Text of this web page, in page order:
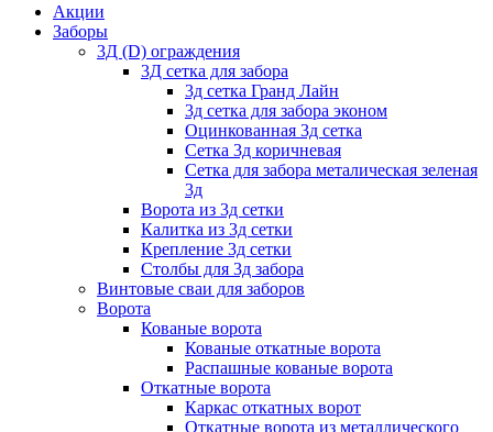
Акции
Заборы
3Д (D) ограждения
3Д сетка для забора
3д сетка Гранд Лайн
3д сетка для забора эконом
Оцинкованная 3д сетка
Сетка 3д коричневая
Сетка для забора металическая зеленая
3д
Ворота из 3д сетки
Калитка из 3д сетки
Крепление 3д сетки
Столбы для 3д забора
Винтовые сваи для заборов
Ворота
Кованые ворота
Кованые откатные ворота
Распашные кованые ворота
Откатные ворота
Каркас откатных ворот
Откатные ворота из металлического